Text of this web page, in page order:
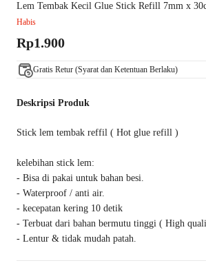
Lem Tembak Kecil Glue Stick Refill 7mm x
Habis
Rp1.900
Gratis Retur (Syarat dan Ketentuan Berlaku)
Deskripsi Produk
Stick lem tembak reffil ( Hot glue refill )
kelebihan stick lem:
- Bisa di pakai untuk bahan besi.
- Waterproof / anti air.
- kecepatan kering 10 detik
- Terbuat dari bahan bermutu tinggi ( High
- Lentur & tidak mudah patah.